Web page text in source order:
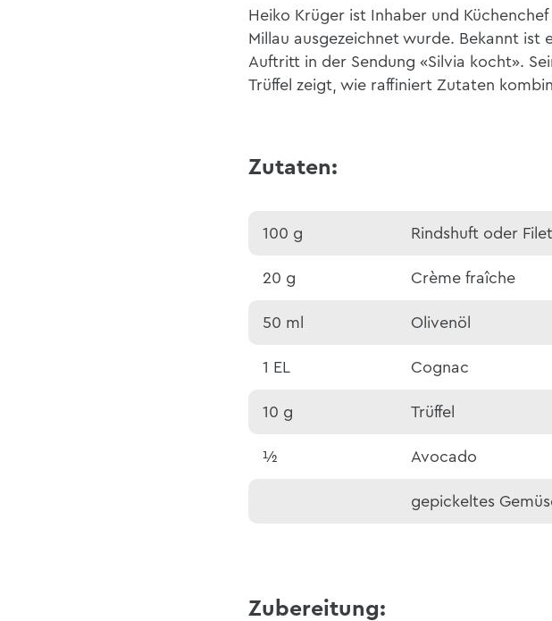
Heiko Krüger ist Inhaber und
Millau ausgezeichnet wurde. Bekannt ist
Auftritt in der Sendung «Silvia kocht».
Trüffel zeigt, wie raffiniert Zutaten
Zutaten:
100 g Rindshuft oder Filet
20 g Crème fraîche
50 ml Olivenöl
1 EL Cognac
10 g Trüffel
½ Avocado
gepickeltes
Zubereitung: